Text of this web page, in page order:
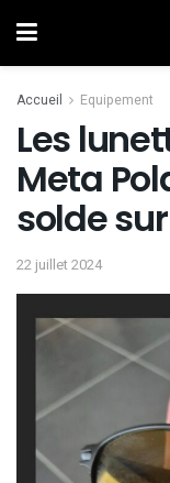
Accueil Equipement
Les
Meta
solde
22 juillet 2024